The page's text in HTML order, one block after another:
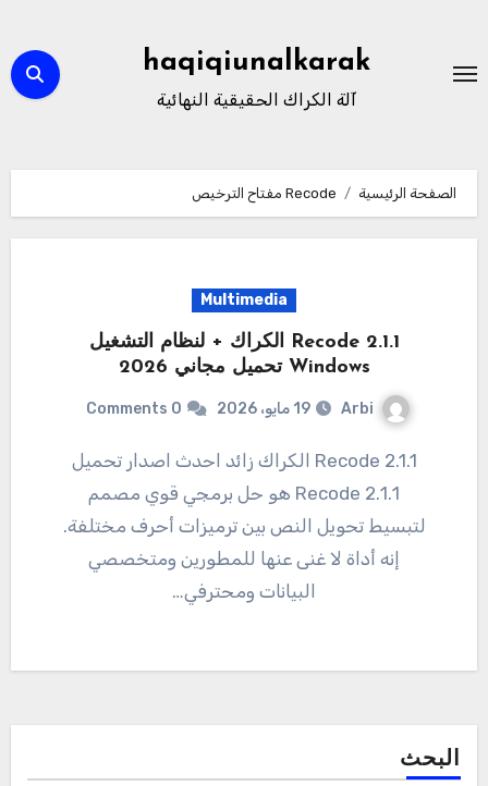
المحتوى
haqiqiunalkarak
آلة الكراك الحقيقية النهائية
الصفحة الرئيسية Recode مفتاح الترخيص
Multimedia
2.1.1 Recode الكراك + لنظام التشغيل
Windows تحميل مجاني 2026
Arbi 19 مايو، 2026 0 Comments
2.1.1 Recode الكراك زائد احدث اصدار تحميل
2.1.1 Recode هو حل برمجي قوي مصمم
لتبسيط تحويل النص بين ترميزات أحرف مختلفة.
إنه أداة لا غنى عنها للمطورين ومتخصصي
البيانات ومحترفي…
البحث